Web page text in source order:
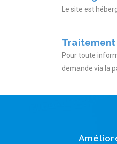
Le site est
Pour toute
demande via la